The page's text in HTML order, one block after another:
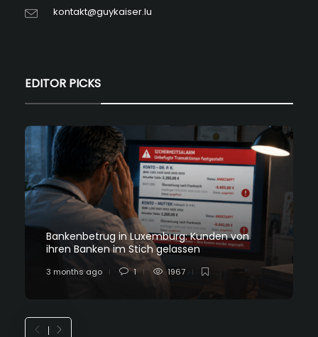
kontakt@guykaiser.lu
EDITOR PICKS
Bankenbetrug in Luxemburg: Kunden von
ihren Banken im Stich gelassen
3 months ago 1 1967